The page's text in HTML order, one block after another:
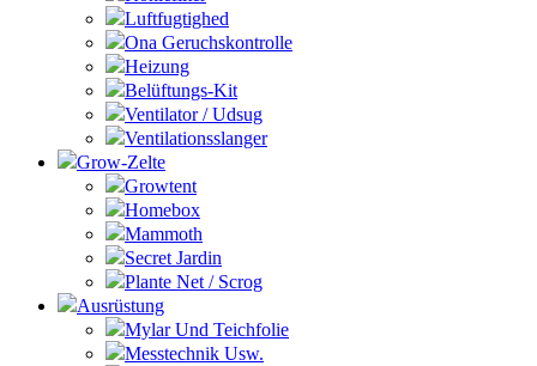
Luftfugtighed
Ona Geruchskontrolle
Heizung
Belüftungs-Kit
Ventilator / Udsug
Ventilationsslanger
Grow-Zelte
Growtent
Homebox
Mammoth
Secret Jardin
Plante Net / Scrog
Ausrüstung
Mylar Und Teichfolie
Messtechnik Usw.